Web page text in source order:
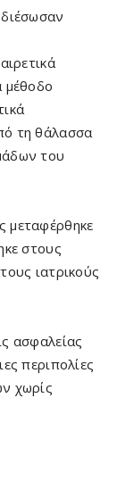
μέθοδο
τη θάλασσα
του
μεταφέρθηκε
στους
ιατρικούς
ασφαλείας
περιπολίες
χωρίς